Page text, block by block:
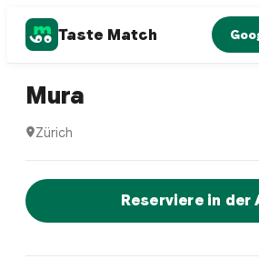
Taste Match
Japanese restaurant
Mura
Zürich
Jetzt sofort einen
Reserviere in der